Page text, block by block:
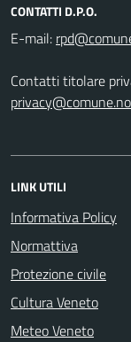
CONTATTI D.P.O.
E-mail:
Contatti titolare
LINK UTILI
Informativa Policy
Normattiva
Protezione civile
Cultura Veneto
Meteo Veneto